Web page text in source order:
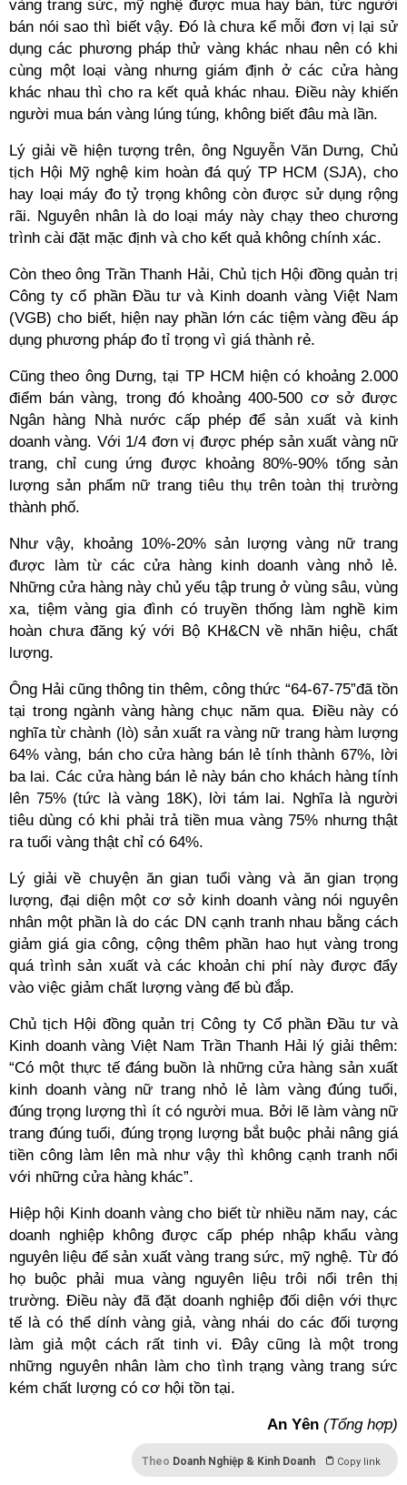
vàng trang sức, mỹ nghệ được mua hay bán, tức người
bán nói sao thì biết vậy. Đó là chưa kể mỗi đơn vị lại sử
dụng các phương pháp thử vàng khác nhau nên có khi
cùng một loại vàng nhưng giám định ở các cửa hàng
khác nhau thì cho ra kết quả khác nhau. Điều này khiến
người mua bán vàng lúng túng, không biết đâu mà lần.
Lý giải về hiện tượng trên, ông Nguyễn Văn Dưng, Chủ
tịch Hội Mỹ nghệ kim hoàn đá quý TP HCM (SJA), cho
hay loại máy đo tỷ trọng không còn được sử dụng rộng
rãi. Nguyên nhân là do loại máy này chạy theo chương
trình cài đặt mặc định và cho kết quả không chính xác.
Còn theo ông Trần Thanh Hải, Chủ tịch Hội đồng quản trị
Công ty cổ phần Đầu tư và Kinh doanh vàng Việt Nam
(VGB) cho biết, hiện nay phần lớn các tiệm vàng đều áp
dụng phương pháp đo tỉ trọng vì giá thành rẻ.
Cũng theo ông Dưng, tại TP HCM hiện có khoảng 2.000
điểm bán vàng, trong đó khoảng 400-500 cơ sở được
Ngân hàng Nhà nước cấp phép để sản xuất và kinh
doanh vàng. Với 1/4 đơn vị được phép sản xuất vàng nữ
trang, chỉ cung ứng được khoảng 80%-90% tổng sản
lượng sản phẩm nữ trang tiêu thụ trên toàn thị trường
thành phố.
Như vậy, khoảng 10%-20% sản lượng vàng nữ trang
được làm từ các cửa hàng kinh doanh vàng nhỏ lẻ.
Những cửa hàng này chủ yếu tập trung ở vùng sâu, vùng
xa, tiệm vàng gia đình có truyền thống làm nghề kim
hoàn chưa đăng ký với Bộ KH&CN về nhãn hiệu, chất
lượng.
Ông Hải cũng thông tin thêm, công thức “64-67-75”đã tồn
tại trong ngành vàng hàng chục năm qua. Điều này có
nghĩa từ chành (lò) sản xuất ra vàng nữ trang hàm lượng
64% vàng, bán cho cửa hàng bán lẻ tính thành 67%, lời
ba lai. Các cửa hàng bán lẻ này bán cho khách hàng tính
lên 75% (tức là vàng 18K), lời tám lai. Nghĩa là người
tiêu dùng có khi phải trả tiền mua vàng 75% nhưng thật
ra tuổi vàng thật chỉ có 64%.
Lý giải về chuyện ăn gian tuổi vàng và ăn gian trọng
lượng, đại diện một cơ sở kinh doanh vàng nói nguyên
nhân một phần là do các DN cạnh tranh nhau bằng cách
giảm giá gia công, cộng thêm phần hao hụt vàng trong
quá trình sản xuất và các khoản chi phí này được đẩy
vào việc giảm chất lượng vàng để bù đắp.
Chủ tịch Hội đồng quản trị Công ty Cổ phần Đầu tư và
Kinh doanh vàng Việt Nam Trần Thanh Hải lý giải thêm:
“Có một thực tế đáng buồn là những cửa hàng sản xuất
kinh doanh vàng nữ trang nhỏ lẻ làm vàng đúng tuổi,
đúng trọng lượng thì ít có người mua. Bởi lẽ làm vàng nữ
trang đúng tuổi, đúng trọng lượng bắt buộc phải nâng giá
tiền công làm lên mà như vậy thì không cạnh tranh nổi
với những cửa hàng khác”.
Hiệp hội Kinh doanh vàng cho biết từ nhiều năm nay, các
doanh nghiệp không được cấp phép nhập khẩu vàng
nguyên liệu để sản xuất vàng trang sức, mỹ nghệ. Từ đó
họ buộc phải mua vàng nguyên liệu trôi nổi trên thị
trường. Điều này đã đặt doanh nghiệp đối diện với thực
tế là có thể dính vàng giả, vàng nhái do các đối tượng
làm giả một cách rất tinh vi. Đây cũng là một trong
những nguyên nhân làm cho tình trạng vàng trang sức
kém chất lượng có cơ hội tồn tại.
An Yên (Tổng hợp)
Theo Doanh Nghiệp & Kinh Doanh Copy link